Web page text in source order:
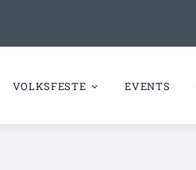
VOLKSFESTE EVENTS